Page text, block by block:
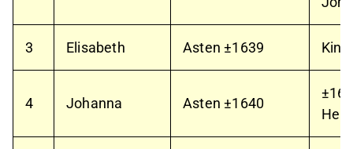
3 Elisabeth Asten ±1639 Kind
4 Johanna Asten ±1640